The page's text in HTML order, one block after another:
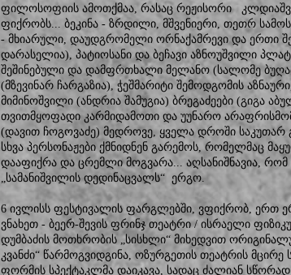
ფილოსოფიის ამოთქმაა, რასაც რეჟისორი
ფიქრობს... ბეკინა - ზრდილი, მშვენიერი, თეთრ
- მხიარული, დაუდგრომელი ორნაქამრევი და ერთი
დარასელია), პატიოსანი და ბეჩავი აზნოუშვილი
შეშინებული და დამფრთხალი მელანო (სალომე
(მზევინარ ჩარგაზია), ჭეშმარიტი შემოდგომის
მიმინოშვილი (ანდრია შამუგია) ბრეგაძეები (გიგა
თვითმყოფადი კარმიდამოთი და უუნარო
(დავით ჩოგოვაძე) მედროვე, ყველა დროში საკუთარ
სხვა პერსონაჟები ქმნიდნენ გარემოს, რომელმაც
დააფიქრა და ცრემლი მოგვარა... აღსანიშნავია,
„სამანიშვილის დედინაცვალს“ ერგო.
6 ივლისს ფესტივალის ფარგლებში, ვფიქრობ, ერთ
ვნახეთ - ბეერ-შევის ფრინჯ თეატრი / ისრაელი
დუმბაძის მოთხრობის „სისხლი“ მიხედვით
კვანძი“ წარმოგვიდგინა, ოზურგეთის თეატრის
ფორმის სპექტაკლმა დაიკავა, სადაც ძალიან